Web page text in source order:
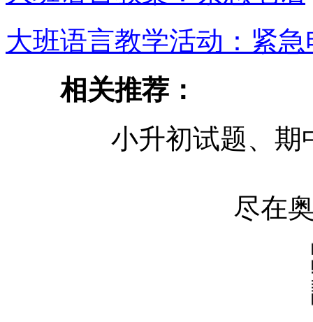
大班语言教学活动：紧急
相关推荐：
小升初试题、期
尽在